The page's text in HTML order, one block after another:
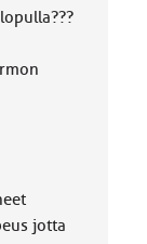
jotta